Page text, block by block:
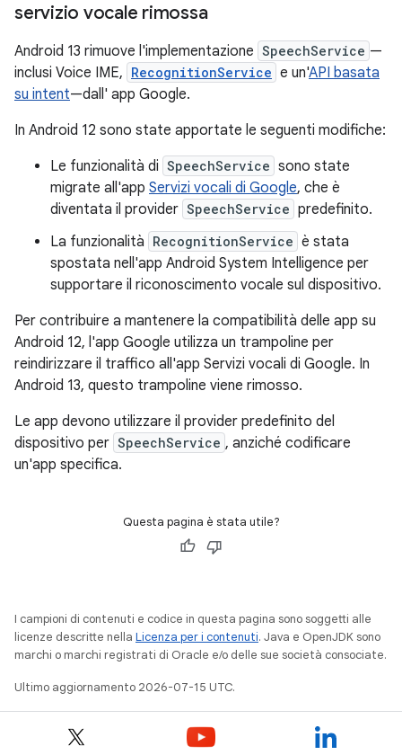
servizio vocale rimossa
Android 13 rimuove l'implementazione SpeechService —
inclusi Voice IME, RecognitionService e un'API basata
su intent—dall' app Google.
In Android 12 sono state apportate le seguenti modifiche:
Le funzionalità di SpeechService sono state
migrate all'app Servizi vocali di Google, che è
diventata il provider SpeechService predefinito.
La funzionalità RecognitionService è stata
spostata nell'app Android System Intelligence per
supportare il riconoscimento vocale sul dispositivo.
Per contribuire a mantenere la compatibilità delle app su
Android 12, l'app Google utilizza un trampoline per
reindirizzare il traffico all'app Servizi vocali di Google. In
Android 13, questo trampoline viene rimosso.
Le app devono utilizzare il provider predefinito del
dispositivo per SpeechService , anziché codificare
un'app specifica.
Questa pagina è stata utile?
I campioni di contenuti e codice in questa pagina sono soggetti alle
licenze descritte nella Licenza per i contenuti. Java e OpenJDK sono
marchi o marchi registrati di Oracle e/o delle sue società consociate.
Ultimo aggiornamento 2026-07-15 UTC.